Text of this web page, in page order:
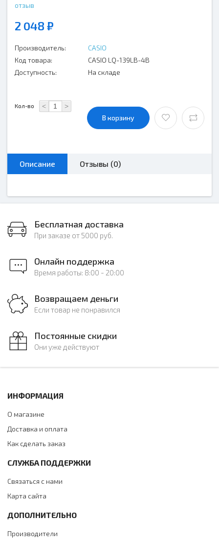
отзыв
2 048 ₽
Производитель:
CASIO
Код товара:
CASIO LQ-139LB-4B
Доступность:
На складе
Кол-во < >
В корзину
Описание Отзывы (0)
Бесплатная доставка
При заказе от 5000 руб.
Онлайн поддержка
Время работы: 8:00 - 20:00
Возвращаем деньги
Если товар не понравился
Постоянные скидки
Они уже действуют
ИНФОРМАЦИЯ
О магазине
Доставка и оплата
Как сделать заказ
СЛУЖБА ПОДДЕРЖКИ
Связаться с нами
Карта сайта
ДОПОЛНИТЕЛЬНО
Производители